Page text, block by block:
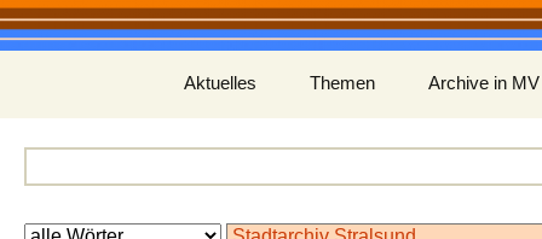
Inhalt
springen
Aktuelles Themen Archive in MV